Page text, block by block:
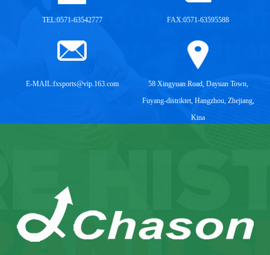
TEL:0571-63542777 FAX:0571-63595588
E-MAIL:fxsports@vip.163.com
58 Xingyuan Road, Dayuan Town,
Fuyang-distriktet, Hangzhou, Zhejiang,
Kina